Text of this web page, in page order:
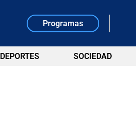
Programas
DEPORTES SOCIEDAD